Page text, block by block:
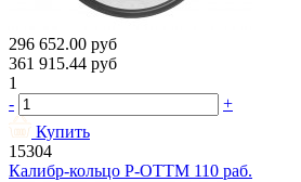
296 652.00 руб
361 915.44 руб
1
-
+
Купить
15304
Калибр-кольцо Р-ОТТМ 110 раб.